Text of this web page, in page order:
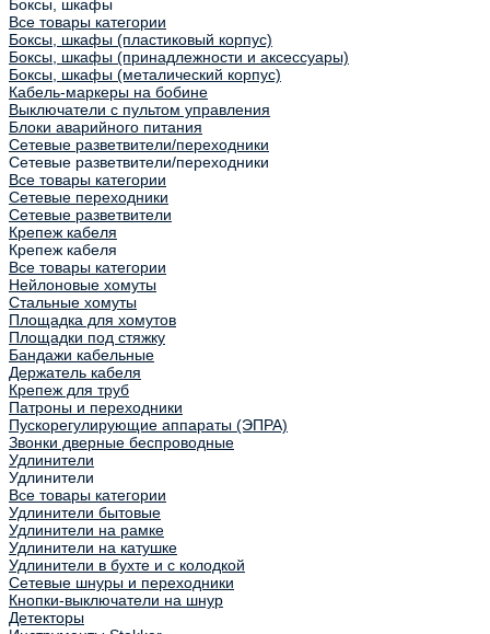
Боксы, шкафы
Все товары категории
Боксы, шкафы (пластиковый корпус)
Боксы, шкафы (принадлежности и аксессуары)
Боксы, шкафы (металический корпус)
Кабель-маркеры на бобине
Выключатели с пультом управления
Блоки аварийного питания
Сетевые разветвители/переходники
Сетевые разветвители/переходники
Все товары категории
Сетевые переходники
Сетевые разветвители
Крепеж кабеля
Крепеж кабеля
Все товары категории
Нейлоновые хомуты
Стальные хомуты
Площадка для хомутов
Площадки под стяжку
Бандажи кабельные
Держатель кабеля
Крепеж для труб
Патроны и переходники
Пускорегулирующие аппараты (ЭПРА)
Звонки дверные беспроводные
Удлинители
Удлинители
Все товары категории
Удлинители бытовые
Удлинители на рамке
Удлинители на катушке
Удлинители в бухте и с колодкой
Сетевые шнуры и переходники
Кнопки-выключатели на шнур
Детекторы